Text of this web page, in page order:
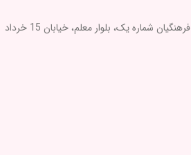
خراسان رضوی - قوچان، تربیت فرهنگیان شماره یک، بلوار معلم، خیابان 15 خرداد